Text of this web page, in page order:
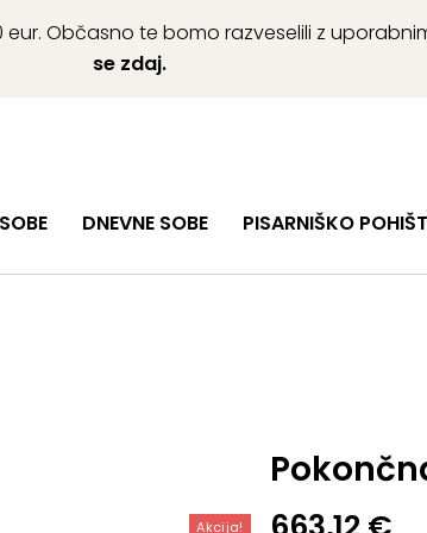
Občasno te bomo razveselili z
se zdaj.
DNEVNE SOBE PISARNIŠKO
Akcija!